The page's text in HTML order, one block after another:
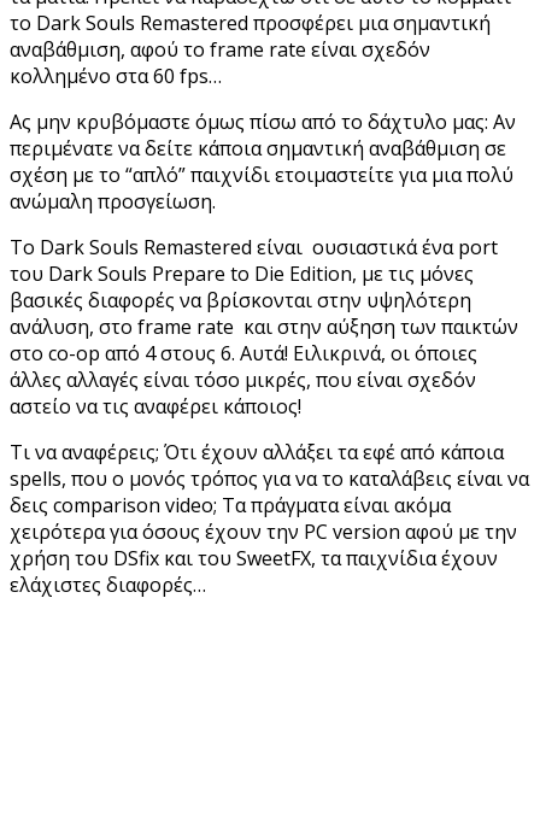
το Dark Souls Remastered προσφέρει μια σημαντική
αναβάθμιση, αφού το frame rate είναι σχεδόν
κολλημένο στα 60 fps…
Ας μην κρυβόμαστε όμως πίσω από το δάχτυλο μας: Αν
περιμένατε να δείτε κάποια σημαντική αναβάθμιση σε
σχέση με το “απλό” παιχνίδι ετοιμαστείτε για μια πολύ
ανώμαλη προσγείωση.
Το Dark Souls Remastered είναι ουσιαστικά ένα port
του Dark Souls Prepare to Die Edition, με τις μόνες
βασικές διαφορές να βρίσκονται στην υψηλότερη
ανάλυση, στο frame rate και στην αύξηση των παικτών
στο co-op από 4 στους 6. Αυτά! Ειλικρινά, οι όποιες
άλλες αλλαγές είναι τόσο μικρές, που είναι σχεδόν
αστείο να τις αναφέρει κάποιος!
Τι να αναφέρεις; Ότι έχουν αλλάξει τα εφέ από κάποια
spells, που ο μονός τρόπος για να το καταλάβεις είναι να
δεις comparison video; Τα πράγματα είναι ακόμα
χειρότερα για όσους έχουν την PC version αφού με την
χρήση του DSfix και του SweetFX, τα παιχνίδια έχουν
ελάχιστες διαφορές…